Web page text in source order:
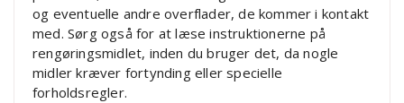
og eventuelle andre overflader, de kommer i kontakt
med. Sørg også for at læse instruktionerne på
rengøringsmidlet, inden du bruger det, da nogle
midler kræver fortynding eller specielle
forholdsregler.